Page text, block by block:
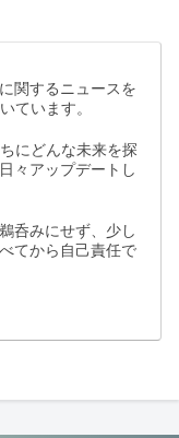
関するニュースを
ています。
にどんな未来を探
々アップデートし
呑みにせず、少し
てから自己責任で